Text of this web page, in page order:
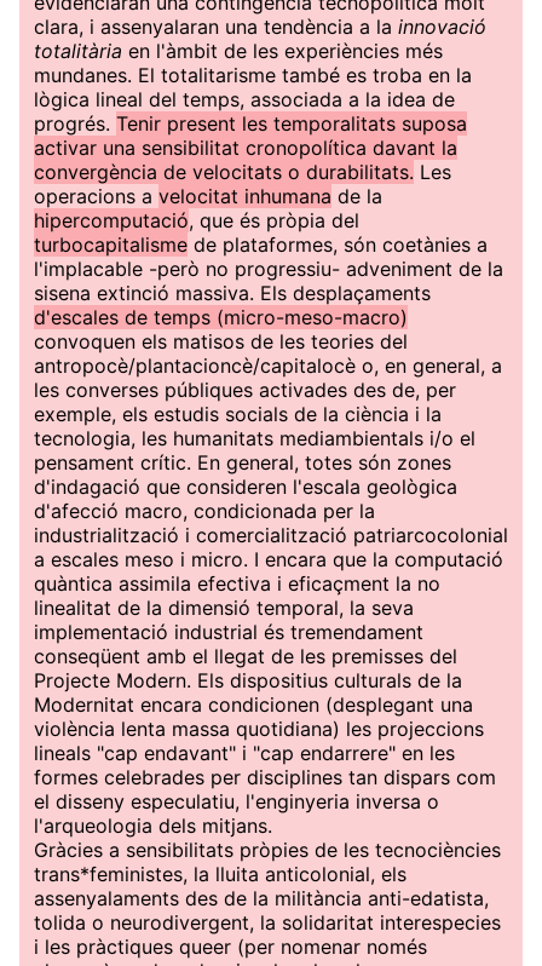
clara, i assenyalaran una tendència a la innovació
totalitària en l'àmbit de les experiències més
mundanes. El totalitarisme també es troba en la
lògica lineal del temps, associada a la idea de
progrés. Tenir present les temporalitats suposa
activar una sensibilitat cronopolítica davant la
convergència de velocitats o durabilitats. Les
operacions a velocitat inhumana de la
hipercomputació, que és pròpia del
turbocapitalisme de plataformes, són coetànies a
l'implacable -però no progressiu- adveniment de la
sisena extinció massiva. Els desplaçaments
d'escales de temps (micro-meso-macro)
convoquen els matisos de les teories del
antropocè/plantacioncè/capitalocè o, en general, a
les converses públiques activades des de, per
exemple, els estudis socials de la ciència i la
tecnologia, les humanitats mediambientals i/o el
pensament crític. En general, totes són zones
d'indagació que consideren l'escala geològica
d'afecció macro, condicionada per la
industrialització i comercialització patriarcocolonial
a escales meso i micro. I encara que la computació
quàntica assimila efectiva i eficaçment la no
linealitat de la dimensió temporal, la seva
implementació industrial és tremendament
conseqüent amb el llegat de les premisses del
Projecte Modern. Els dispositius culturals de la
Modernitat encara condicionen (desplegant una
violència lenta massa quotidiana) les projeccions
lineals "cap endavant" i "cap endarrere" en les
formes celebrades per disciplines tan dispars com
el disseny especulatiu, l'enginyeria inversa o
l'arqueologia dels mitjans.
Gràcies a sensibilitats pròpies de les tecnociències
trans*feministes, la lluita anticolonial, els
assenyalaments des de la militància anti-edatista,
tolida o neurodivergent, la solidaritat interespecies
i les pràctiques queer (per nomenar només